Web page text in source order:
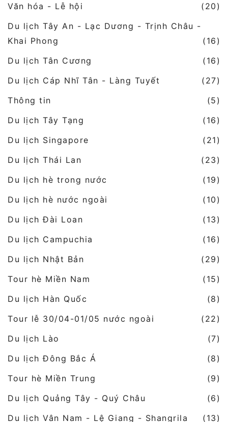
Văn hóa - Lễ hội
(20)
Du lịch Tây An - Lạc Dương - Trịnh Châu -
Khai Phong
(16)
Du lịch Tân Cương
(16)
Du lịch Cáp Nhĩ Tân - Làng Tuyết
(27)
Thông tin
(5)
Du lịch Tây Tạng
(16)
Du lịch Singapore
(21)
Du lịch Thái Lan
(23)
Du lịch hè trong nước
(19)
Du lịch hè nước ngoài
(10)
Du lịch Đài Loan
(13)
Du lịch Campuchia
(16)
Du lịch Nhật Bản
(29)
Tour hè Miền Nam
(15)
Du lịch Hàn Quốc
(8)
Tour lễ 30/04-01/05 nước ngoài
(22)
Du lịch Lào
(7)
Du lịch Đông Bắc Á
(8)
Tour hè Miền Trung
(9)
Du lịch Quảng Tây - Quý Châu
(6)
Du lịch Vân Nam - Lệ Giang - Shangrila
(13)